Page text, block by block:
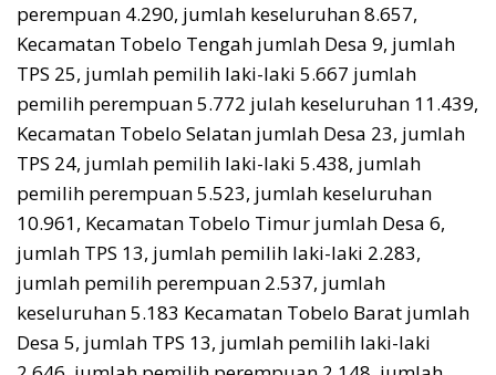
perempuan 4.290, jumlah keseluruhan 8.657,
Kecamatan Tobelo Tengah jumlah Desa 9, jumlah
TPS 25, jumlah pemilih laki-laki 5.667 jumlah
pemilih perempuan 5.772 julah keseluruhan 11.439,
Kecamatan Tobelo Selatan jumlah Desa 23, jumlah
TPS 24, jumlah pemilih laki-laki 5.438, jumlah
pemilih perempuan 5.523, jumlah keseluruhan
10.961, Kecamatan Tobelo Timur jumlah Desa 6,
jumlah TPS 13, jumlah pemilih laki-laki 2.283,
jumlah pemilih perempuan 2.537, jumlah
keseluruhan 5.183 Kecamatan Tobelo Barat jumlah
Desa 5, jumlah TPS 13, jumlah pemilih laki-laki